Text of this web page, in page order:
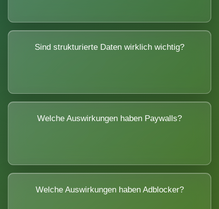
Sind strukturierte Daten wirklich wichtig?
Welche Auswirkungen haben Paywalls?
Welche Auswirkungen haben Adblocker?